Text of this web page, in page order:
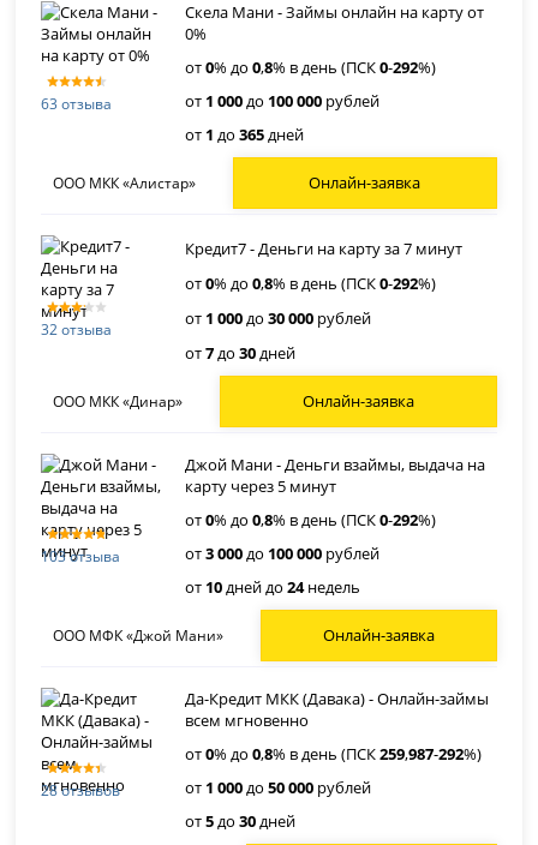
63 отзыва
Скела Мани - Займы онлайн на карту от
0%
от0% до0,8% в день (ПСК0-292%)
от 1 000до 100 000 рублей
от 1 до365дней
ООО МКК «Алистар» Онлайн-заявка
32 отзыва
Кредит7 - Деньги на карту за 7 минут
от0% до0,8% в день (ПСК0-292%)
от 1 000до30 000 рублей
от7до30дней
ООО МКК «Динар» Онлайн-заявка
103 отзыва
Джой Мани - Деньги взаймы, выдача на
карту через 5 минут
от0% до0,8% в день (ПСК0-292%)
от3 000до 100 000 рублей
от 10дней до24недель
ООО МФК «Джой Мани» Онлайн-заявка
28 отзывов
Да-Кредит МКК (Давака) - Онлайн-займы
всем мгновенно
от0% до0,8% в день (ПСК259,987-292%)
от 1 000до50 000 рублей
от5до30дней